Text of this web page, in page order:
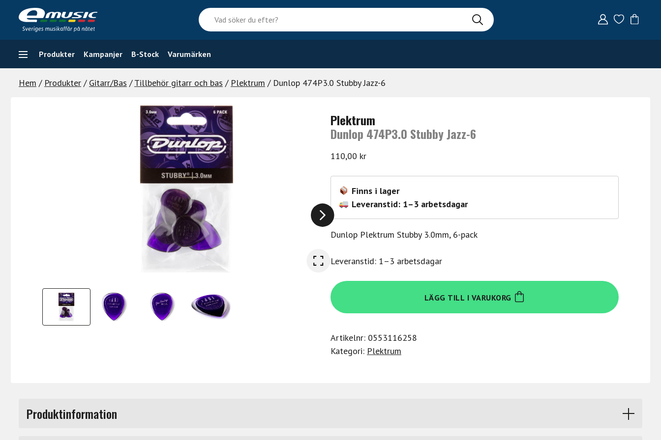
content
Vad
söker
du
efter?
Produkter Kampanjer B-Stock Varumärken
Hem / Produkter / Gitarr/Bas /Tillbehör gitarr och bas / Plektrum / Dunlop 474P3.0 Stubby Jazz-6
Plektrum
Dunlop 474P3.0 Stubby Jazz-6
110,00 kr
Finns i lager
Leveranstid: 1–3 arbetsdagar
Dunlop Plektrum Stubby 3.0mm, 6-pack
Leveranstid: 1–3 arbetsdagar
Dunlop
474P3.0
Stubby
6
mängd
LÄGG TILL I VARUKORG
Artikelnr: 0553116258
Kategori: Plektrum
Produktinformation